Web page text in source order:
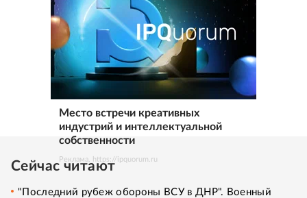
Место встречи креативных
индустрий и интеллектуальной
собственности
Реклама. https://ipquorum.ru
Сейчас читают
"Последний рубеж обороны ВСУ в ДНР". Военный